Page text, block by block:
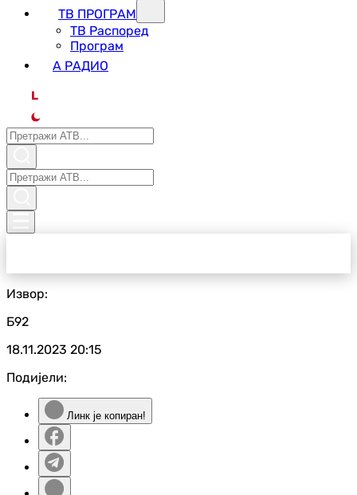
ТВ ПРОГРАМ
ТВ Распоред
Програм
А РАДИО
L
Извор:
Б92
18.11.2023 20:15
Подијели:
Линк је копиран!